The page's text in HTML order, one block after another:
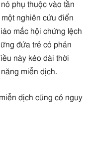
phụ thuộc vào tần
nghiên cứu điển
mắc hội chứng lệch
đứa trẻ có phản
này kéo dài thời
miễn dịch.
dịch cũng có nguy